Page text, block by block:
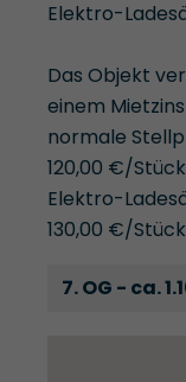
Elektro-
Das Objekt
einem
normale
120,00 €/
Elektro-
130,00 €/
7. OG - ca.